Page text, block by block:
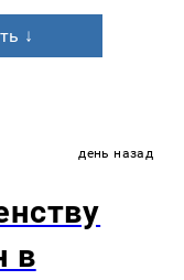
↓
день назад
в